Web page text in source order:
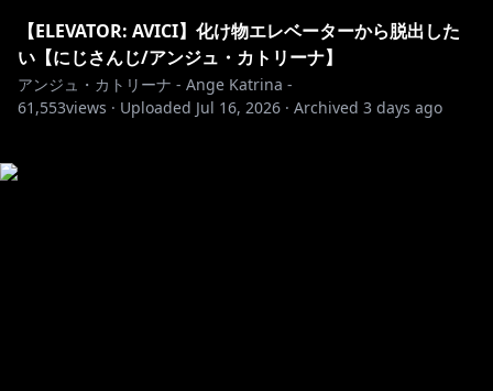
【ELEVATOR: AVICI】化け物エレベーターから脱出した
い【にじさんじ/アンジュ・カトリーナ】
アンジュ・カトリーナ - Ange Katrina -
61,553views · Uploaded Jul 16, 2026 · Archived 3 days ago